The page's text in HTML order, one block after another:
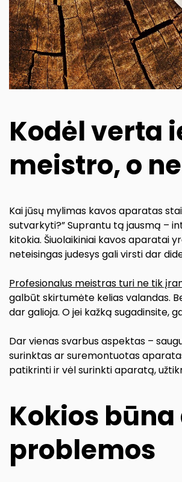
Kodėl verta
meistro, o
Kai jūsų mylimas kavos aparatas
sutvarkyti?” Suprantu tą jausmą –
kitokia. Šiuolaikiniai kavos aparatai
neteisingas judesys gali virsti dar
Profesionalus meistras turi ne tik
galbūt skirtumėte kelias valandas.
dar galioja. O jei kažką sugadinsite,
Dar vienas svarbus aspektas –
surinktas ar suremontuotas
patikrinti ir vėl surinkti aparatą,
Kokios
problemos